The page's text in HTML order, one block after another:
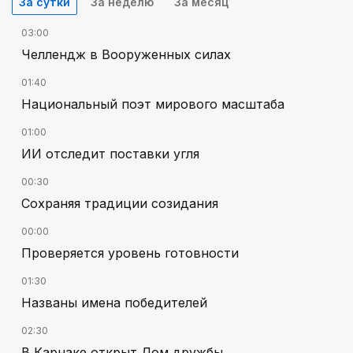
03:00
Челлендж в Вооруженных силах
01:40
Национальный поэт мирового масштаба
01:00
ИИ отследит поставки угля
00:30
Сохраняя традиции созидания
00:00
Проверяется уровень готовности
01:30
Названы имена победителей
02:30